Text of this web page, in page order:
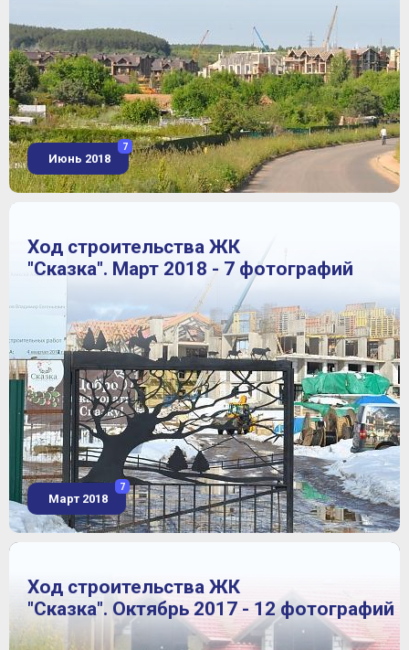
Июнь 2018
7
Ход строительства ЖК
"Сказка". Март 2018 - 7 фотографий
Март 2018
7
Ход строительства ЖК
"Сказка". Октябрь 2017 - 12 фотографий